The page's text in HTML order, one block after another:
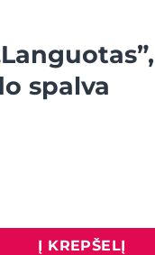
spalva
Į KREPŠELĮ